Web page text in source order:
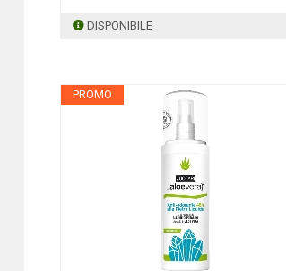
DISPONIBILE
PROMO